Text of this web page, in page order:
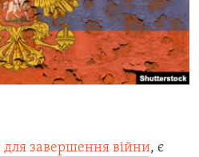
для завершення війни, є